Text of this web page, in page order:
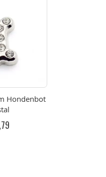
Hondenbot